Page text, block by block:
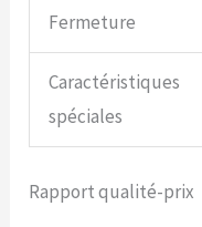
Fermeture
Caractéristiques
spéciales
Rapport qualité-prix